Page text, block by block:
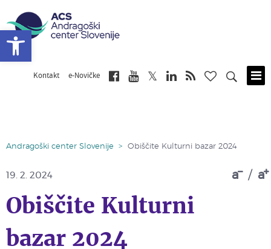
Kontakt e-Novičke
Andragoški center Slovenije > Obiščite Kulturni bazar 2024
a / a
19. 2. 2024
Obiščite Kulturni
bazar 2024
Open toolbar